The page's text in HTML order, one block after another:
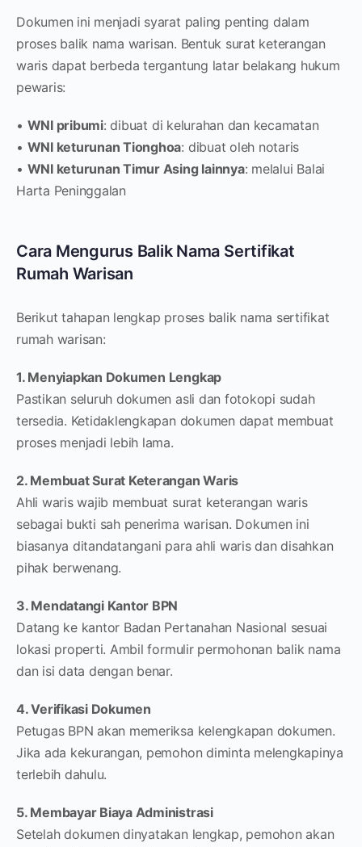
Dokumen ini menjadi syarat paling penting dalam
proses balik nama warisan. Bentuk surat keterangan
waris dapat berbeda tergantung latar belakang hukum
pewaris:
• WNI pribumi: dibuat di kelurahan dan kecamatan
• WNI keturunan Tionghoa: dibuat oleh notaris
• WNI keturunan Timur Asing lainnya: melalui Balai
Harta Peninggalan
Cara Mengurus Balik Nama Sertifikat
Rumah Warisan
Berikut tahapan lengkap proses balik nama sertifikat
rumah warisan:
1. Menyiapkan Dokumen Lengkap
Pastikan seluruh dokumen asli dan fotokopi sudah
tersedia. Ketidaklengkapan dokumen dapat membuat
proses menjadi lebih lama.
2. Membuat Surat Keterangan Waris
Ahli waris wajib membuat surat keterangan waris
sebagai bukti sah penerima warisan. Dokumen ini
biasanya ditandatangani para ahli waris dan disahkan
pihak berwenang.
3. Mendatangi Kantor BPN
Datang ke kantor Badan Pertanahan Nasional sesuai
lokasi properti. Ambil formulir permohonan balik nama
dan isi data dengan benar.
4. Verifikasi Dokumen
Petugas BPN akan memeriksa kelengkapan dokumen.
Jika ada kekurangan, pemohon diminta melengkapinya
terlebih dahulu.
5. Membayar Biaya Administrasi
Setelah dokumen dinyatakan lengkap, pemohon akan